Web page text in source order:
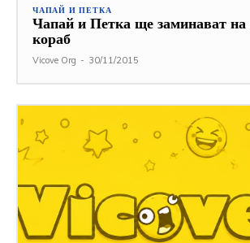
ЧАПАЙ И ПЕТКА
Чапай и Петка ще заминават на
кораб
Vicove Org - 30/11/2015